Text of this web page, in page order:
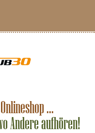
...
Andere aufhören!